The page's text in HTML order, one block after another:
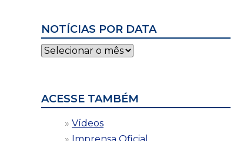
NOTÍCIAS POR DATA
Notícias
por
ACESSE TAMBÉM
Vídeos
Imprensa Oficial